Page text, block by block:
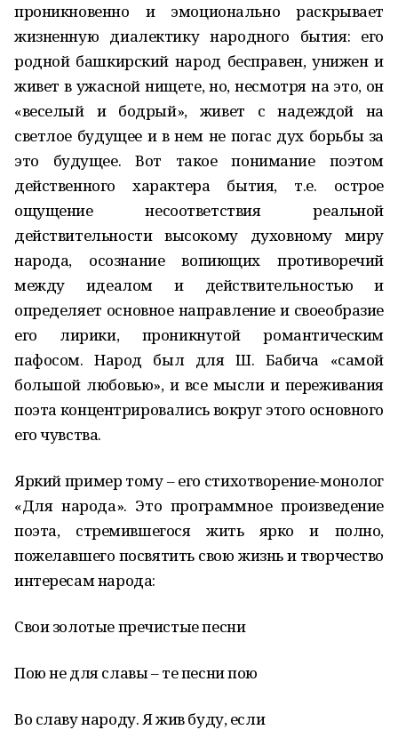
проникновенно и эмоционально раскрывает
жизненную диалектику народного бытия: его
родной башкирский народ бесправен, унижен и
живет в ужасной нищете, но, несмотря на это, он
«веселый и бодрый», живет с надеждой на
светлое будущее и в нем не погас дух борьбы за
это будущее. Вот такое понимание поэтом
действенного характера бытия, т.е. острое
ощущение несоответствия реальной
действительности высокому духовному миру
народа, осознание вопиющих противоречий
между идеалом и действительностью и
определяет основное направление и своеобразие
его лирики, проникнутой романтическим
пафосом. Народ был для Ш. Бабича «самой
большой любовью», и все мысли и переживания
поэта концентрировались вокруг этого основного
его чувства.
Яркий пример тому – его стихотворение-монолог
«Для народа». Это программное произведение
поэта, стремившегося жить ярко и полно,
пожелавшего посвятить свою жизнь и творчество
интересам народа:
Свои золотые пречистые песни
Пою не для славы – те песни пою
Во славу народу. Я жив буду, если